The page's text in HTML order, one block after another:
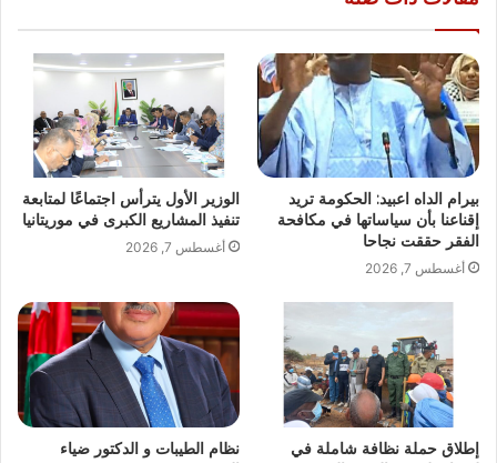
بيرام الداه اعبيد: الحكومة تريد
إقناعنا بأن سياساتها في مكافحة
الفقر حققت نجاحا
أغسطس 7, 2026
الوزير الأول يترأس اجتماعًا لمتابعة
تنفيذ المشاريع الكبرى في موريتانيا
أغسطس 7, 2026
إطلاق حملة نظافة شاملة في
نظام الطيبات و الدكتور ضياء